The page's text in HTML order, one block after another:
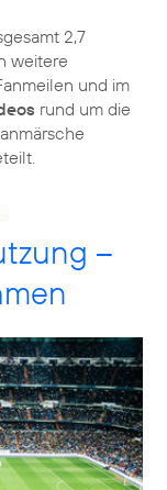
2,7
weitere
und im
rund um die
–